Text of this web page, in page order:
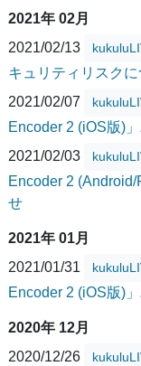
2021年 02月
2021/02/13
キュリティリスクに
2021/02/07
Encoder 2 (iOS版)
2021/02/03
Encoder 2
せ
2021年 01月
2021/01/31
Encoder 2 (iOS版)
2020年 12月
2020/12/26